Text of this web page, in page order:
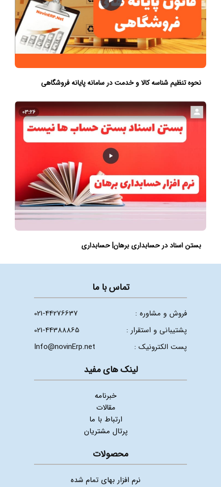
نحوه تنظیم شناسه کالا و خدمت در سامانه پایانه فروشگاهی
بستن اسناد در حسابداری برهان| حسابداری
تماس با ما
فروش و مشاوره :
021-44276637
پشتیبانی و استقرار :
021-44388865
پست الکترونیک :
Info@novinErp.net
لینک های مفید
خبرنامه
مقالات
ارتباط با ما
پرتال مشتریان
محصولات
نرم افزار بهای تمام شده